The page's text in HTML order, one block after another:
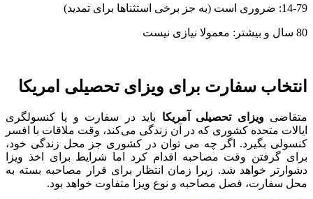
14-79: ضروری است (به جز برخی استثناها برای تمدید)
80 سال و بیشتر: معمولا نیازی نیست
انتخاب سفارت برای ویزای تحصیلی امریکا
متقاضیویزای تحصیلی آمریکا باید در سفارت و یا کنسولگری
ایالات متحده کشوری که در آن زندگی می‌کند، وقت ملاقات با افسر
کنسولی بگیرد. اگر چه می توان در کشوری جز محل زندگی خود،
برای گرفتن وقت مصاحبه اقدام کرد اما شرایط برای اخذ ویزا
دشوارتر خواهد شد. زیرا زمان انتظار برای قرار مصاحبه بسته به
محل سفارت، فصل مصاحبه و نوع ویزا متفاوت خواهد بود.